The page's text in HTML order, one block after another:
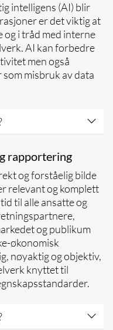
intelligens (AI) blir
er det viktig at
og i tråd med interne
AI kan forbedre
men også
misbruk av data
ikke blir
og
med andre
e-post til å sende
informasjon
og svindel, og
for bruk av AI og
når du jobber
verktøyene du
rapportering
og forståelig bilde
relevant og komplett
til alle ansatte og
og publikum
økonomisk
nøyaktig og objektiv,
knyttet til